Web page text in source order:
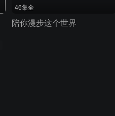
46集全
陪你漫步这个世界